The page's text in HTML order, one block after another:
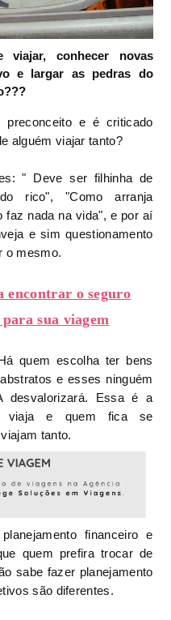
viajar, conhecer novas
e largar as pedras do
preconceito e é criticado
alguém viajar tanto?
" Deve ser filhinha de
rico", "Como arranja
faz nada na vida", e por aí
e sim questionamento
o mesmo.
encontrar o seguro
sua viagem
quem escolha ter bens
e esses ninguém
desvalorizará. Essa é a
viaja e quem fica se
tanto.
financeiro e
quem prefira trocar de
sabe fazer planejamento
são diferentes.